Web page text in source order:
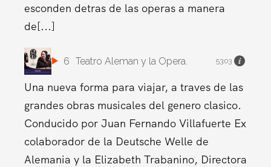
esconden detras de las operas a manera
de[...]
6 Teatro Aleman y la Opera. 53:03
Una nueva forma para viajar, a traves de las
grandes obras musicales del genero clasico.
Conducido por Juan Fernando Villafuerte Ex
colaborador de la Deutsche Welle de
Alemania y la Elizabeth Trabanino, Directora